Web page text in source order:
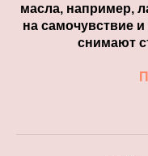
масла, например,
на самочувствие и
снимают